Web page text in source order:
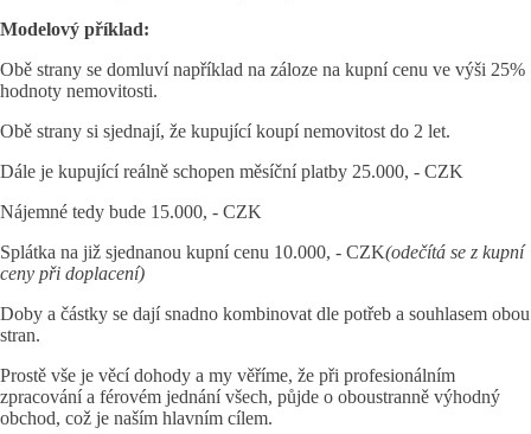
Modelový příklad:
Obě strany se domluví například na záloze na kupní cenu ve výši 25%
hodnoty nemovitosti.
Obě strany si sjednají, že kupující koupí nemovitost do 2 let.
Dále je kupující reálně schopen měsíční platby 25.000, - CZK
Nájemné tedy bude 15.000, - CZK
Splátka na již sjednanou kupní cenu 10.000, - CZK(odečítá se z kupní
ceny při doplacení)
Doby a částky se dají snadno kombinovat dle potřeb a souhlasem obou
stran.
Prostě vše je věcí dohody a my věříme, že při profesionálním
zpracování a férovém jednání všech, půjde o oboustranně výhodný
obchod, což je naším hlavním cílem.